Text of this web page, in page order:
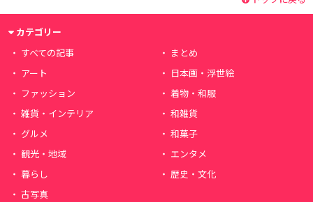
カテゴリー
すべての記事
まとめ
アート
日本画・浮世絵
ファッション
着物・和服
雑貨・インテリア
和雑貨
グルメ
和菓子
観光・地域
エンタメ
暮らし
歴史・文化
古写真